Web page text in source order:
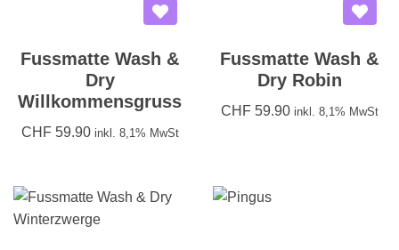
Fussmatte Wash &
Dry
Willkommensgruss
CHF59.90 inkl. 8,1% MwSt
Fussmatte Wash &
Dry Robin
CHF59.90 inkl. 8,1% MwSt